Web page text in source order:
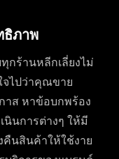
ธิภาพ
กร้านหลีกเลี่ยงไม่
จไปว่าคุณขาย
าส หาข้อบกพร้อง
นการต่างๆ ให้มี
นสินค้าให้ใช้งาย